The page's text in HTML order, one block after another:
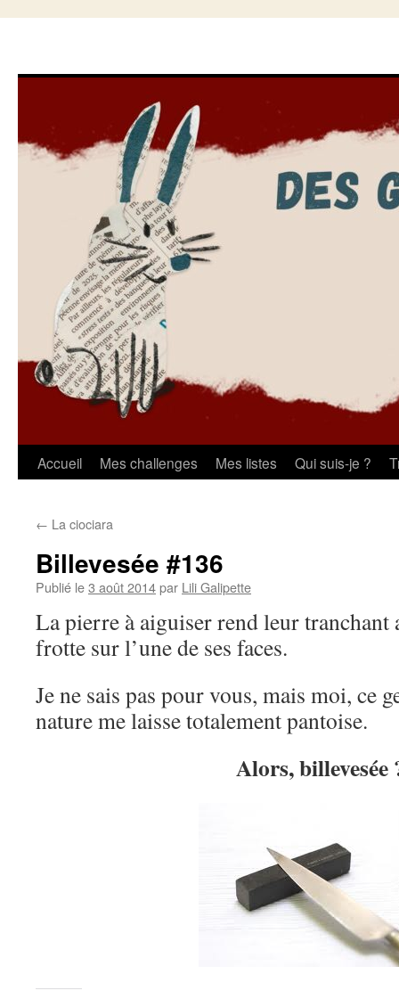
Aller
contenu
Accueil Mes challenges Mes listes Qui suis-je ?
← La ciociara
Billevesée #136
Publié le3 août 2014par Lili Galipette
La pierre à aiguiser rend leur tranchant
frotte sur l’une de ses faces.
Je ne sais pas pour vous, mais moi, ce
nature me laisse totalement pantoise.
Alors, billevesée